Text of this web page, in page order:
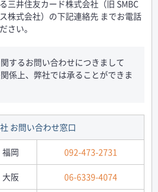
三井住友カード株式会社（旧 SMBC
株式会社）の下記連絡先 までお電話
さい。
するお問い合わせにつきまして
係上、弊社では承ることができま
お問い合わせ窓口
福岡 092-473-2731
大阪 06-6339-4074